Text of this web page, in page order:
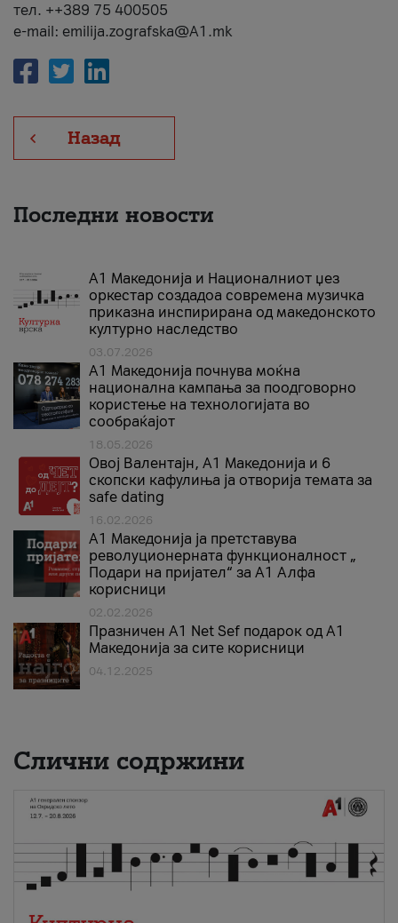
тел. ++389 75 400505
e-mail: emilija.zografska@A1.mk
Назад
Последни новости
А1 Македонија и Националниот џез
оркестар создадоа современа музичка
приказна инспирирана од македонското
културно наследство
03.07.2026
A1 Македонија почнува моќна
национална кампања за поодговорно
користење на технологијата во
сообраќајот
18.05.2026
Овој Валентајн, A1 Македонија и 6
скопски кафулиња ја отворија темата за
safe dating
16.02.2026
А1 Македонија ја претставува
револуционерната функционалност „
Подари на пријател“ за А1 Алфа
корисници
02.02.2026
Празничен A1 Net Sеf подарок од А1
Македонија за сите корисници
04.12.2025
Слични содржини